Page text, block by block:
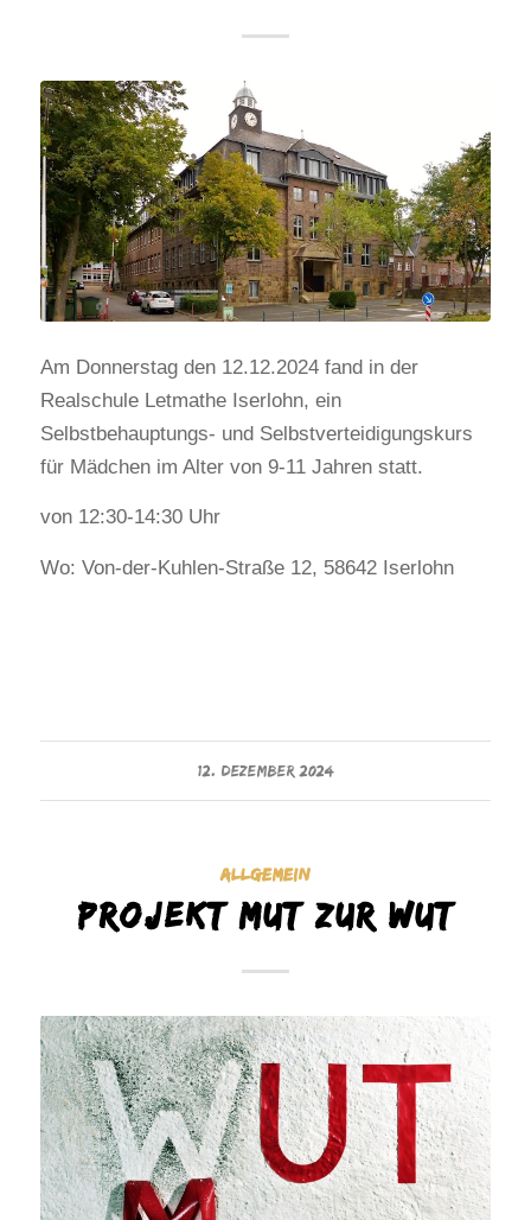
Am Donnerstag den 12.12.2024 fand in der
Realschule Letmathe Iserlohn, ein
Selbstbehauptungs- und Selbstverteidigungskurs
für Mädchen im Alter von 9-11 Jahren statt.
von 12:30-14:30 Uhr
Wo: Von-der-Kuhlen-Straße 12, 58642 Iserlohn
12. DEZEMBER 2024
ALLGEMEIN
Projekt Mut zur Wut